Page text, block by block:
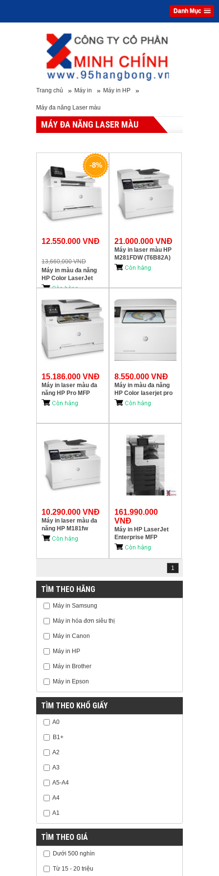
Danh Mục
Trang chủ » Máy in » Máy in HP »
Máy đa năng Laser màu
MÁY ĐA NĂNG LASER MÀU
12.550.000 VNĐ
13,660,000 VND
-8%
Máy in màu đa năng
HP Color LaserJet
Pro MFP M280nw
21.000.000 VNĐ
Máy in laser màu HP
M281FDW (T6B82A)
15.186.000 VNĐ
Máy in laser màu đa
năng HP Pro MFP
M281FDN (T6B81A)
8.550.000 VNĐ
Máy in màu đa năng
HP Color laserjet pro
MFP M180N (T6B70A)
10.290.000 VNĐ
Máy in laser màu đa
năng HP M181fw
(T6B71A)
161.990.000
VNĐ
Máy in HP LaserJet
Enterprise MFP
M725z (CF068A)
1
TÌM THEO HÃNG
Máy in Samsung
Máy in hóa đơn siêu thị
Máy in Canon
Máy in HP
Máy in Brother
Máy in Epson
TÌM THEO KHỔ GIẤY
A0
B1+
A2
A3
A5-A4
A4
A1
TÌM THEO GIÁ
Dưới 500 nghìn
Từ 15 - 20 triệu